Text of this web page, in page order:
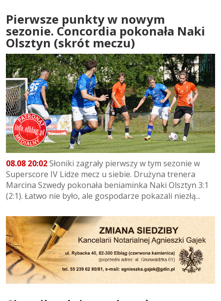
Pierwsze punkty w nowym
sezonie. Concordia pokonała Naki
Olsztyn (skrót meczu)
08.08 20:02Słoniki zagrały pierwszy w tym sezonie w
Superscore IV Lidze mecz u siebie. Drużyna trenera
Marcina Szwedy pokonała beniaminka Naki Olsztyn 3:1
(2:1). Łatwo nie było, ale gospodarze pokazali niezłą...